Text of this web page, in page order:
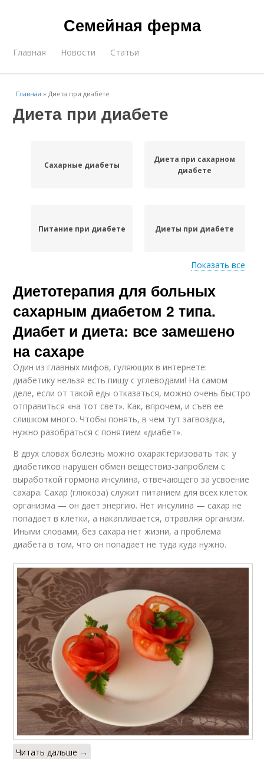
Семейная ферма
Главная Новости Статьи
Главная »Диета при диабете
Диета при диабете
Сахарные диабеты
Диета при сахарном
диабете
Питание при диабете Диеты при диабете
Питания при
сахарном диабете
Блюда при сахарном
диабете
Ежедневная диета
Показать все
Диетотерапия для больных
сахарным диабетом 2 типа.
Диабет и диета: все замешено
на сахаре
Один из главных мифов, гуляющих в интернете:
диабетику нельзя есть пищу с углеводами! На самом
деле, если от такой еды отказаться, можно очень быстро
отправиться «на тот свет». Как, впрочем, и съев ее
слишком много. Чтобы понять, в чем тут загвоздка,
нужно разобраться с понятием «диабет».
В двух словах болезнь можно охарактеризовать так: у
диабетиков нарушен обмен веществиз-запроблем с
выработкой гормона инсулина, отвечающего за усвоение
сахара. Сахар (глюкоза) служит питанием для всех клеток
организма — он дает энергию. Нет инсулина — сахар не
попадает в клетки, а накапливается, отравляя организм.
Иными словами, без сахара нет жизни, а проблема
диабета в том, что он попадает не туда куда нужно.
Читать дальше →